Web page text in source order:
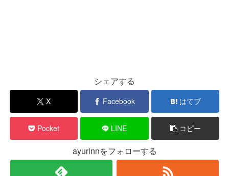
シェアする
X Facebook はてブ
Pocket LINE コピー
ayurinnをフォローする